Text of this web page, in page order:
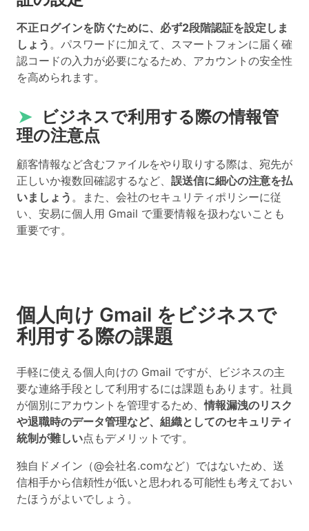
不正ログインを防ぐために、必ず2段階認証を設定しま
しょう 。パスワードに加えて、スマートフォンに届く確
認コードの入力が必要になるため、アカウントの安全性
を高められます。
➤
ビジネスで利用する際の情報管
理の注意点
顧客情報など含むファイルをやり取りする際は、宛先が
正しいか複数回確認するなど、 誤送信に細心の注意を払
いましょう 。また、会社のセキュリティポリシーに従
い、安易に個人用 Gmail で重要情報を扱わないことも
重要です。
個人向け Gmail をビジネスで
利用する際の課題
手軽に使える個人向けの Gmail ですが、ビジネスの主
要な連絡手段として利用するには課題もあります。社員
が個別にアカウントを管理するため、情報漏洩のリスク
や退職時のデータ管理など、組織としてのセキュリティ
統制が難しい点もデメリットです。
独自ドメイン（@会社名.comなど）ではないため、送
信相手から信頼性が低いと思われる可能性も考えておい
たほうがよいでしょう。